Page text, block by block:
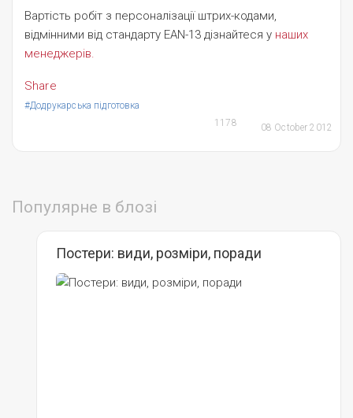
Вартість робіт з персоналізації штрих-кодами,
відмінними від стандарту EAN-13 дізнайтеся у наших
менеджерів.
Share
#Додрукарська підготовка
08 October 2012
1178
Популярне в блозі
Постери: види, розміри, поради